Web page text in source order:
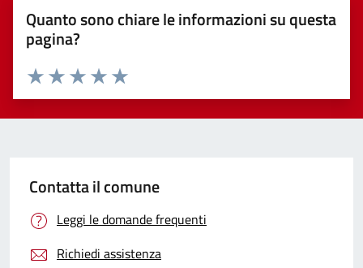
Quanto sono chiare le informazioni su questa
pagina?
Valuta 5 stelle su 5
Valuta 4 stelle su 5
Valuta 3 stelle su 5
Valuta 2 stelle su 5
Valuta 1 stelle su 5
Contatta il comune
Leggi le domande frequenti
Richiedi assistenza